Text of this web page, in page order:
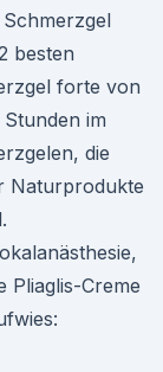
besten
forte von
im
die
Naturprodukte
Pliaglis-Creme